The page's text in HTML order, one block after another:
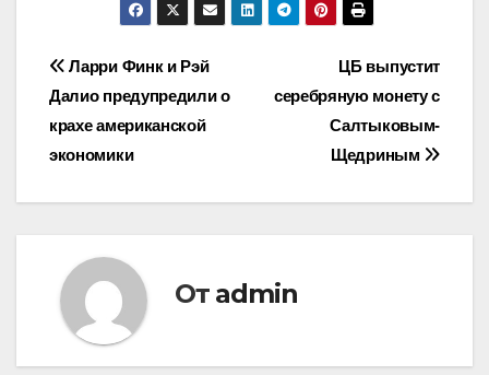
Навигация
по
записям
ЦБ выпустит
серебряную монету с
Салтыковым-
Щедриным
Ларри Финк и Рэй
Далио предупредили о
крахе американской
экономики
От admin